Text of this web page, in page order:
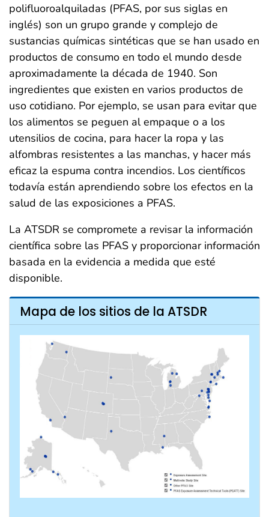
polifluoroalquiladas (PFAS, por sus siglas en
inglés) son un grupo grande y complejo de
sustancias químicas sintéticas que se han usado en
productos de consumo en todo el mundo desde
aproximadamente la década de 1940. Son
ingredientes que existen en varios productos de
uso cotidiano. Por ejemplo, se usan para evitar que
los alimentos se peguen al empaque o a los
utensilios de cocina, para hacer la ropa y las
alfombras resistentes a las manchas, y hacer más
eficaz la espuma contra incendios. Los científicos
todavía están aprendiendo sobre los efectos en la
salud de las exposiciones a PFAS.
La ATSDR se compromete a revisar la información
científica sobre las PFAS y proporcionar información
basada en la evidencia a medida que esté
disponible.
Mapa de los sitios de la ATSDR